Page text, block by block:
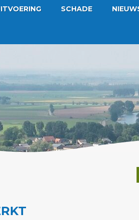
SCHADE